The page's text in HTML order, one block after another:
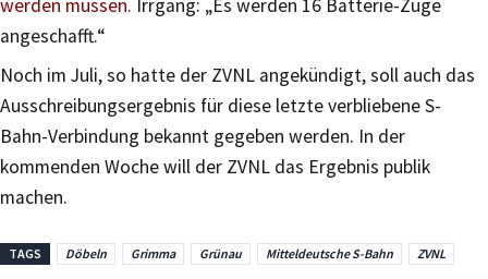
werden müssen. Irrgang: „Es werden 16 Batterie-Züge
angeschafft.“
Noch im Juli, so hatte der ZVNL angekündigt, soll auch das
Ausschreibungsergebnis für diese letzte verbliebene S-
Bahn-Verbindung bekannt gegeben werden. In der
kommenden Woche will der ZVNL das Ergebnis publik
machen.
TAGS Döbeln Grimma Grünau Mitteldeutsche S-Bahn ZVNL